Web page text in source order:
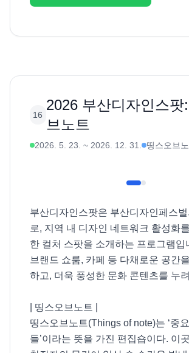
16
2026 부산디자인스팟
브노트
2026. 5. 23. ~ 2026. 12. 31. 띵스오브
부산디자인스팟은 부산디자인페스벌
로, 지역 내 디자인 네트워크 활성화
한 컬처 스팟을 소개하는 프로그램입
브랜드 쇼룸, 카페 등 다채로운 공간
하고, 더욱 풍성한 문화 콘텐츠를 누
| 띵스오브노트 |
띵스오브노트(Things of note)는 ‘중
들’이라는 뜻을 가진 편집숍이다. 이